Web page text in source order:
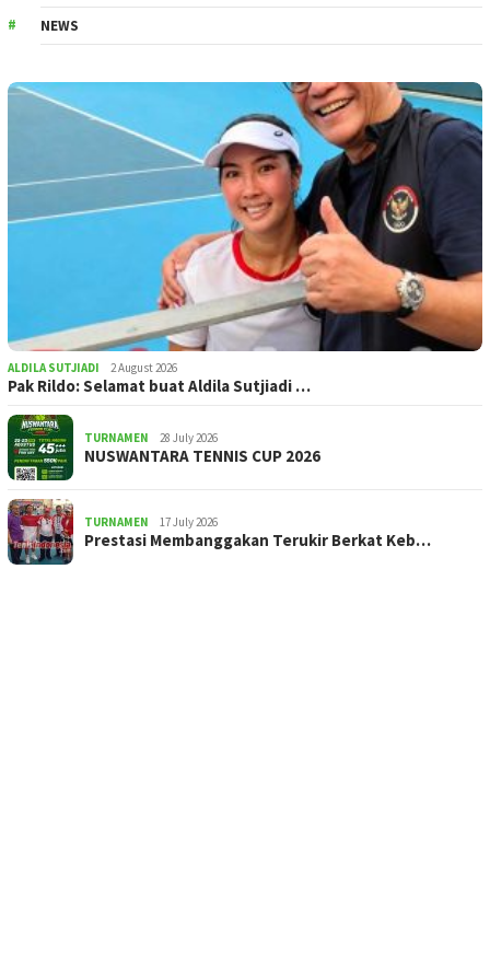
NEWS
ALDILA SUTJIADI 2 August 2026
Pak Rildo: Selamat buat Aldila Sutjiadi …
TURNAMEN 28 July 2026
NUSWANTARA TENNIS CUP 2026
TURNAMEN 17 July 2026
Prestasi Membanggakan Terukir Berkat Keb…